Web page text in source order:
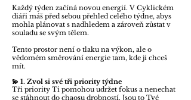
produkt testovací pdf
produkt testovací pdf
produkttestovací pdf
produkt testovací pdf
produkt
testovací pdf produkt
Každý týden začíná novou energií. V Cyklickém
diáři máš před sebou přehled celého týdne, abys
mohla plánovat s nadhledem a zároveň zůstat v
souladu se svým tělem.
Tento prostor není o tlaku na výkon, ale o
vědomém směrování energie tam, kde ji chceš
mít.
💫 1. Zvol si své tři priority týdne
Tři priority Ti pomohou udržet fokus a nenechat
se stáhnout do chaosu drobností. Jsou to Tvé